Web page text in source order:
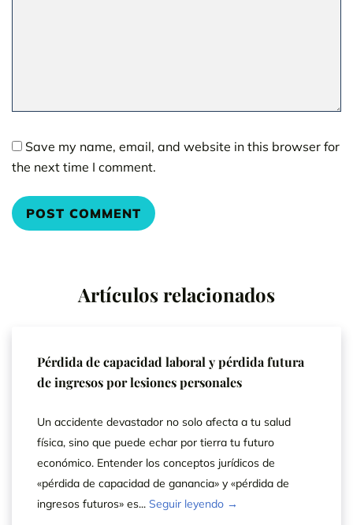
Save my name, email, and website in this browser for
the next time I comment.
Artículos relacionados
Pérdida de capacidad laboral y pérdida futura
de ingresos por lesiones personales
Un accidente devastador no solo afecta a tu salud
física, sino que puede echar por tierra tu futuro
económico. Entender los conceptos jurídicos de
«pérdida de capacidad de ganancia» y «pérdida de
ingresos futuros» es... Seguir leyendo →